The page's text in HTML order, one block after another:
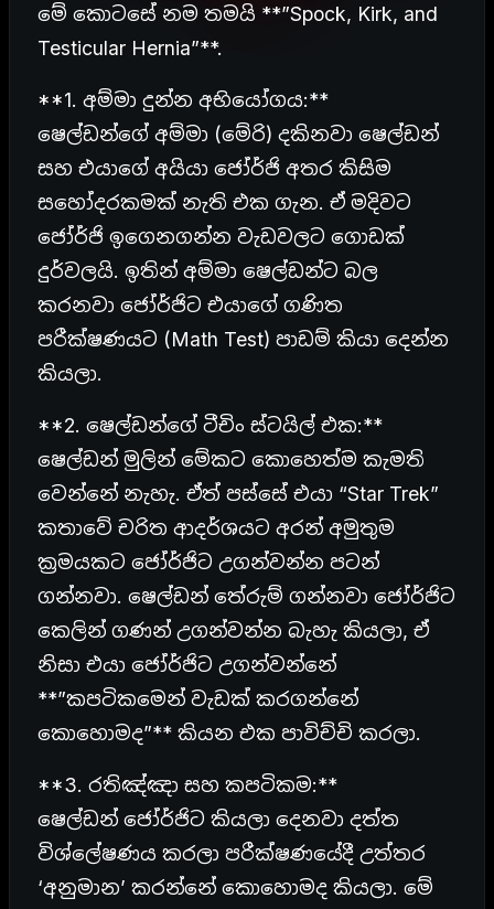
මේ කොටසේ නම තමයි **”Spock, Kirk, and
Testicular Hernia”**.
**1. අම්මා දුන්න අභියෝගය:**
ෂෙල්ඩන්ගේ අම්මා (මේරි) දකිනවා ෂෙල්ඩන්
සහ එයාගේ අයියා ජෝර්ජි අතර කිසිම
සහෝදරකමක් නැති එක ගැන. ඒ මදිවට
ජෝර්ජි ඉගෙනගන්න වැඩවලට ගොඩක්
දුර්වලයි. ඉතින් අම්මා ෂෙල්ඩන්ට බල
කරනවා ජෝර්ජිට එයාගේ ගණිත
පරීක්ෂණයට (Math Test) පාඩම් කියා දෙන්න
කියලා.
**2. ෂෙල්ඩන්ගේ ටීචිං ස්ටයිල් එක:**
ෂෙල්ඩන් මුලින් මේකට කොහෙත්ම කැමති
වෙන්නේ නැහැ. ඒත් පස්සේ එයා “Star Trek”
කතාවේ චරිත ආදර්ශයට අරන් අමුතුම
ක්‍රමයකට ජෝර්ජිට උගන්වන්න පටන්
ගන්නවා. ෂෙල්ඩන් තේරුම් ගන්නවා ජෝර්ජිට
කෙලින් ගණන් උගන්වන්න බැහැ කියලා, ඒ
නිසා එයා ජෝර්ජිට උගන්වන්නේ
**”කපටිකමෙන් වැඩක් කරගන්නේ
කොහොමද”** කියන එක පාවිච්චි කරලා.
**3. රතිඤ්ඤා සහ කපටිකම:**
ෂෙල්ඩන් ජෝර්ජිට කියලා දෙනවා දත්ත
විශ්ලේෂණය කරලා පරීක්ෂණයේදී උත්තර
‘අනුමාන’ කරන්නේ කොහොමද කියලා. මේ